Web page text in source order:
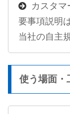
カスタ
要事項説明
当社の自主
使う場面・